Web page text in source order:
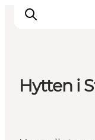
Hytten i